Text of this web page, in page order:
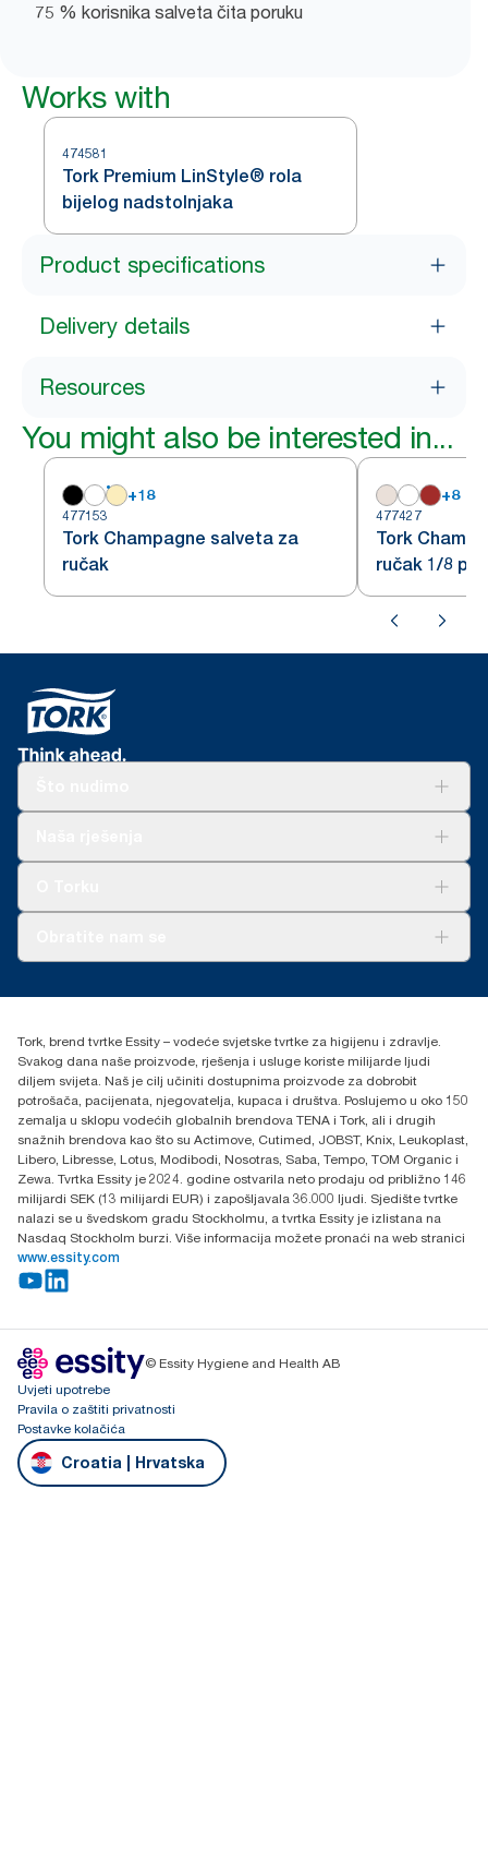
75 % korisnika salveta čita poruku
Works with
474581
Tork Premium LinStyle® rola
bijelog nadstolnjaka
Product specifications
Delivery details
Resources
You might also be interested in...
+18
477153
Tork Champagne salveta za
ručak
+8
477427
Tork
ručak 1/8
+385 913 900 004
H-1021 Budapest
Budakeszi út 51.
Tork, brend tvrtke Essity – vodeće svjetske tvrtke za higijenu i zdravlje.
Svakog dana naše proizvode, rješenja i usluge koriste milijarde ljudi
diljem svijeta. Naš je cilj učiniti dostupnima proizvode za dobrobit
potrošača, pacijenata, njegovatelja, kupaca i društva. Poslujemo u oko 150
zemalja u sklopu vodećih globalnih brendova TENA i Tork, ali i drugih
snažnih brendova kao što su Actimove, Cutimed, JOBST, Knix, Leukoplast,
Libero, Libresse, Lotus, Modibodi, Nosotras, Saba, Tempo, TOM Organic i
Zewa. Tvrtka Essity je 2024. godine ostvarila neto prodaju od približno 146
milijardi SEK (13 milijardi EUR) i zapošljavala 36.000 ljudi. Sjedište tvrtke
nalazi se u švedskom gradu Stockholmu, a tvrtka Essity je izlistana na
Nasdaq Stockholm burzi. Više informacija možete pronaći na web stranici
www.essity.com
© Essity Hygiene and Health AB
Uvjeti upotrebe
Pravila o zaštiti privatnosti
Postavke kolačića
Croatia | Hrvatska